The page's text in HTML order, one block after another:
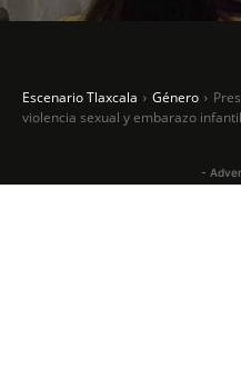
Escenario Tlaxcala Género
violencia sexual y embarazo infantil
-